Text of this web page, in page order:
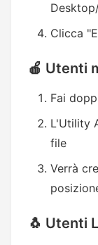
Clicca
🍎 Utenti
Fai
L'Utility
file
Verrà
🐧 Utenti